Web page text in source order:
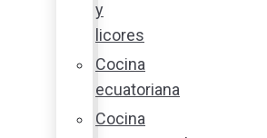
y
licores
Cocina
ecuatoriana
Cocina